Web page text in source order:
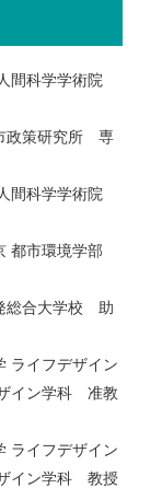
間科学学術院
政策研究所 専
間科学学術院
都市環境学部
総合大学校 助
ライフデザイン
イン学科 准教
ライフデザイン
イン学科 教授